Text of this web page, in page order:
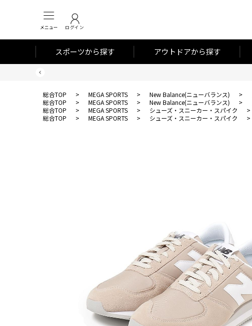
メニュー ログイン
スポーツから探す アウトドアから探す
総合TOP > MEGA SPORTS > New Balance(ニューバランス) >
総合TOP
> MEGA SPORTS > New Balance(ニューバランス) >
総合TOP
> MEGA SPORTS > シューズ・スニーカー・スパイク >
総合TOP
> MEGA SPORTS > シューズ・スニーカー・スパイク >